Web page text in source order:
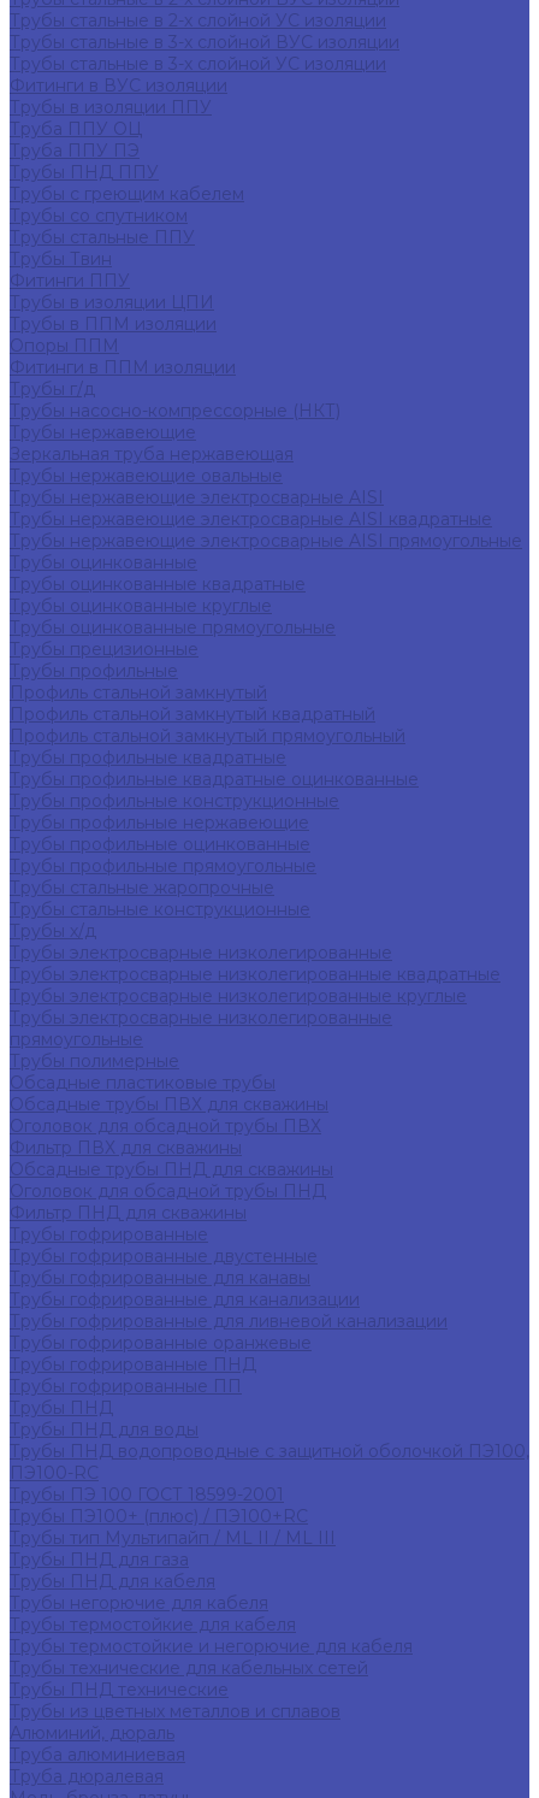
Трубы стальные в 2-х слойной УС изоляции
Трубы стальные в 3-х слойной ВУС изоляции
Трубы стальные в 3-х слойной УС изоляции
Фитинги в ВУС изоляции
Трубы в изоляции ППУ
Труба ППУ ОЦ
Труба ППУ ПЭ
Трубы ПНД ППУ
Трубы с греющим кабелем
Трубы со спутником
Трубы стальные ППУ
Трубы Твин
Фитинги ППУ
Трубы в изоляции ЦПИ
Трубы в ППМ изоляции
Опоры ППМ
Фитинги в ППМ изоляции
Трубы г/д
Трубы насосно-компрессорные (НКТ)
Трубы нержавеющие
Зеркальная труба нержавеющая
Трубы нержавеющие овальные
Трубы нержавеющие электросварные AISI
Трубы нержавеющие электросварные AISI квадратные
Трубы нержавеющие электросварные AISI прямоугольные
Трубы оцинкованные
Трубы оцинкованные квадратные
Трубы оцинкованные круглые
Трубы оцинкованные прямоугольные
Трубы прецизионные
Трубы профильные
Профиль стальной замкнутый
Профиль стальной замкнутый квадратный
Профиль стальной замкнутый прямоугольный
Трубы профильные квадратные
Трубы профильные квадратные оцинкованные
Трубы профильные конструкционные
Трубы профильные нержавеющие
Трубы профильные оцинкованные
Трубы профильные прямоугольные
Трубы стальные жаропрочные
Трубы стальные конструкционные
Трубы х/д
Трубы электросварные низколегированные
Трубы электросварные низколегированные квадратные
Трубы электросварные низколегированные круглые
Трубы электросварные низколегированные
прямоугольные
Трубы полимерные
Обсадные пластиковые трубы
Обсадные трубы ПВХ для скважины
Оголовок для обсадной трубы ПВХ
Фильтр ПВХ для скважины
Обсадные трубы ПНД для скважины
Оголовок для обсадной трубы ПНД
Фильтр ПНД для скважины
Трубы гофрированные
Трубы гофрированные двустенные
Трубы гофрированные для канавы
Трубы гофрированные для канализации
Трубы гофрированные для ливневой канализации
Трубы гофрированные оранжевые
Трубы гофрированные ПНД
Трубы гофрированные ПП
Трубы ПНД
Трубы ПНД для воды
Трубы ПНД водопроводные с защитной оболочкой ПЭ100,
ПЭ100-RC
Трубы ПЭ 100 ГОСТ 18599-2001
Трубы ПЭ100+ (плюс) / ПЭ100+RC
Трубы тип Мультипайп / ML II / ML III
Трубы ПНД для газа
Трубы ПНД для кабеля
Трубы негорючие для кабеля
Трубы термостойкие для кабеля
Трубы термостойкие и негорючие для кабеля
Трубы технические для кабельных сетей
Трубы ПНД технические
Трубы из цветных металлов и сплавов
Алюминий, дюраль
Труба алюминиевая
Труба дюралевая